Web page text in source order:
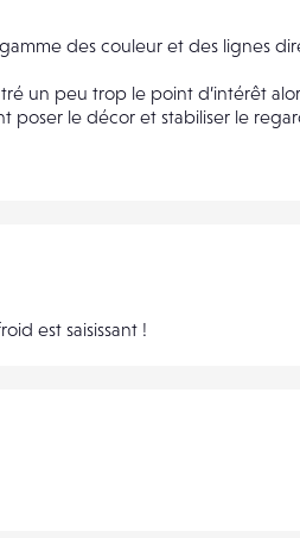
des couleur et des lignes
un peu trop le point d’intérêt
poser le décor et stabiliser le
est saisissant !